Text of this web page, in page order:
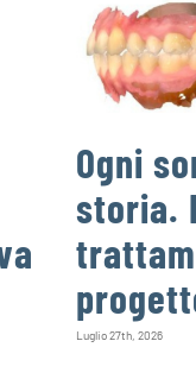
Ogni
storia.
Luglio 27th, 2026